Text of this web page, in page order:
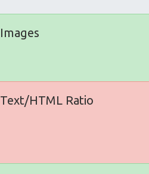
Images
Text/HTML Ratio